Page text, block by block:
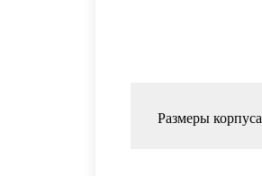
Размеры корпуса